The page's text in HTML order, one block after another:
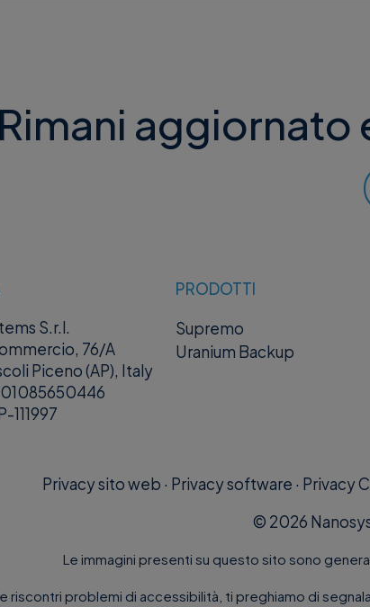
Rimani aggiornato
S.r.l.
76/A
Piceno (AP), Italy
111997
PRODOTTI
Supremo
Uranium Backup
Privacy sito web · Privacy software · Privacy
© 2026
Le immagini presenti su questo sito sono
riscontri problemi di accessibilità, ti preghiamo di